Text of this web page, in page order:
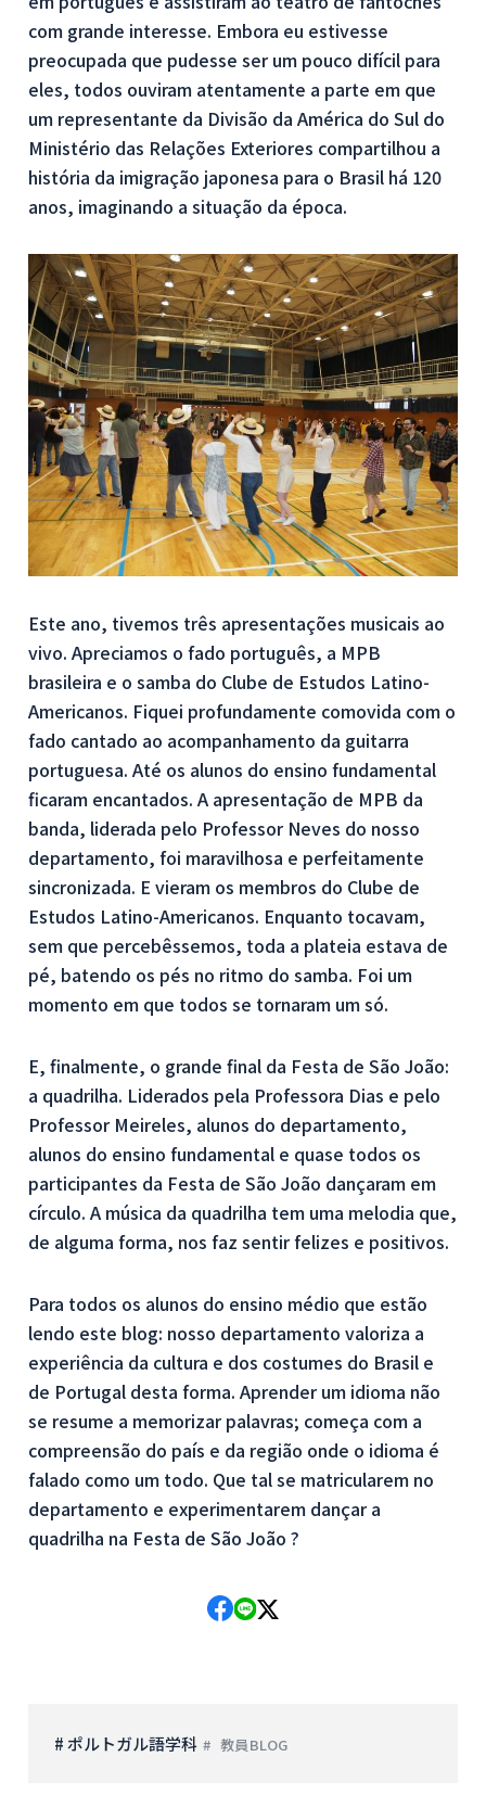
com grande interesse. Embora eu estivesse
preocupada que pudesse ser um pouco difícil para
eles, todos ouviram atentamente a parte em que
um representante da Divisão da América do Sul do
Ministério das Relações Exteriores compartilhou a
história da imigração japonesa para o Brasil há 120
anos, imaginando a situação da época.
Este ano, tivemos três apresentações musicais ao
vivo. Apreciamos o fado português, a MPB
brasileira e o samba do Clube de Estudos Latino-
Americanos. Fiquei profundamente comovida com o
fado cantado ao acompanhamento da guitarra
portuguesa. Até os alunos do ensino fundamental
ficaram encantados. A apresentação de MPB da
banda, liderada pelo Professor Neves do nosso
departamento, foi maravilhosa e perfeitamente
sincronizada. E vieram os membros do Clube de
Estudos Latino-Americanos. Enquanto tocavam,
sem que percebêssemos, toda a plateia estava de
pé, batendo os pés no ritmo do samba. Foi um
momento em que todos se tornaram um só.
E, finalmente, o grande final da Festa de São João:
a quadrilha. Liderados pela Professora Dias e pelo
Professor Meireles, alunos do departamento,
alunos do ensino fundamental e quase todos os
participantes da Festa de São João dançaram em
círculo. A música da quadrilha tem uma melodia que,
de alguma forma, nos faz sentir felizes e positivos.
Para todos os alunos do ensino médio que estão
lendo este blog: nosso departamento valoriza a
experiência da cultura e dos costumes do Brasil e
de Portugal desta forma. Aprender um idioma não
se resume a memorizar palavras; começa com a
compreensão do país e da região onde o idioma é
falado como um todo. Que tal se matricularem no
departamento e experimentarem dançar a
quadrilha na Festa de São João ?
# ポルトガル語学科 教員BLOG